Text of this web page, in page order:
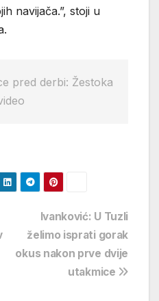
navijača.”, stoji u
pred derbi: Žestoka
Ivanković: U Tuzli
želimo isprati gorak
okus nakon prve dvije
utakmice